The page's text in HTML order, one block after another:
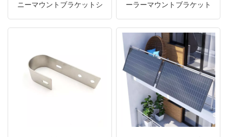
العربية
日本語
한국의
ニーマウントブラケットシ
ーラーマウントブラケット